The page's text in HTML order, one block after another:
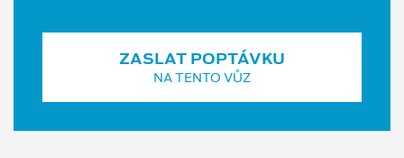
ZASLAT POPTÁVKU
NA TENTO VŮZ